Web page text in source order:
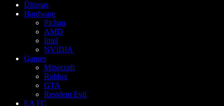
Últimas
Hardware
Pichau
AMD
Intel
NVIDIA
Games
Minecraft
Roblox
GTA
Resident Evil
EA FC